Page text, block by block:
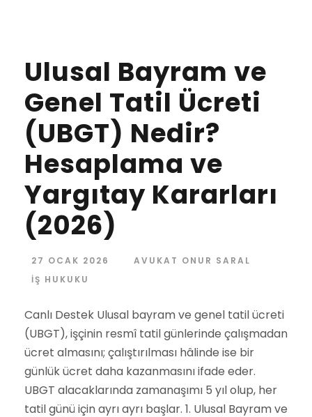
Ulusal Bayram ve
Genel Tatil Ücreti
(UBGT) Nedir?
Hesaplama ve
Yargıtay Kararları
(2026)
27 OCAK 2026
AVUKAT ONUR SARAL
İŞ HUKUKU
Canlı Destek Ulusal bayram ve genel tatil ücreti
(UBGT), işçinin resmî tatil günlerinde çalışmadan
ücret almasını; çalıştırılması hâlinde ise bir
günlük ücret daha kazanmasını ifade eder.
UBGT alacaklarında zamanaşımı 5 yıl olup, her
tatil günü için ayrı ayrı başlar. 1. Ulusal Bayram ve